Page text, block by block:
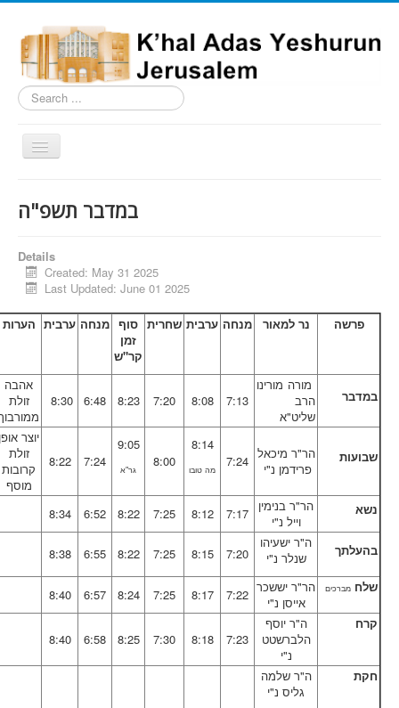
Search
...
Toggle
Navigation
Schedule
News
Shiurim
Building
Nusach
Forum
Memoirs
Dedications
Contributions
במדבר תשפ"ה
Details
Created: May 31 2025
Last Updated: June 01 2025
פרשה נר למאור מנחה ערבית שחרית סוף
זמן
קר"ש
מנחה ערבית הערות
במדבר
מורה מורינו
הרב
שליט"א
7:13
8:08
7:20
8:23
6:48
8:30
אהבה
זולת
שבועות
הר"ר מיכאל
פרידמן נ"י
7:24
8:14
מה טובו
8:00
9:05
גר"א
7:24
8:22
יוצר
זולת
קרובות
מוסף
נשא
הר"ר בנימין
וייל נ"י
7:17
8:12
7:25
8:22
6:52
8:34
בהעלתך
ה"ר ישעיהו
שנלר נ"י
7:20
8:15
7:25
8:22
6:55
8:38
שלח מברכים
הר"ר יששכר
אייסן נ"י
7:22
8:17
7:25
8:24
6:57
8:40
קרח
ה"ר יוסף
הלברשטט
נ"י
7:23
8:18
7:30
8:25
6:58
8:40
חקת
ה"ר שלמה
גליס נ"י